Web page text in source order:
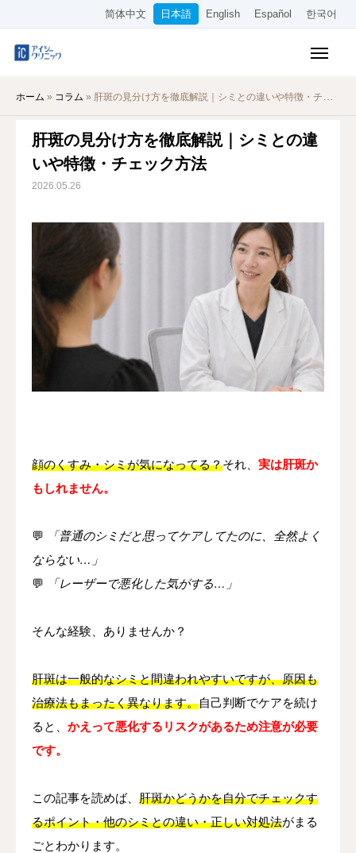
简体中文 日本語 English Español 한국어
ホーム » コラム » 肝斑の見分け方を徹底解説｜シミとの違いや特徴・チェック方法
肝斑の見分け方を徹底解説｜シミとの違
いや特徴・チェック方法
2026.05.26
顔のくすみ・シミが気になってる？それ、 実は肝斑か
もしれません。
💬
「普通のシミだと思ってケアしてたのに、全然よく
ならない…」
💬
「レーザーで悪化した気がする…」
そんな経験、ありませんか？
肝斑は一般的なシミと間違われやすいですが、原因も
治療法もまったく異なります。自己判断でケアを続け
ると、 かえって悪化するリスクがあるため注意が必要
です。
この記事を読めば、 肝斑かどうかを自分でチェックす
るポイント・他のシミとの違い・正しい対処法がまる
ごとわかります。
料金表
オンライン診療
当院について
WEB予約
採用情報
简体中文 日本語 English Español 한국어